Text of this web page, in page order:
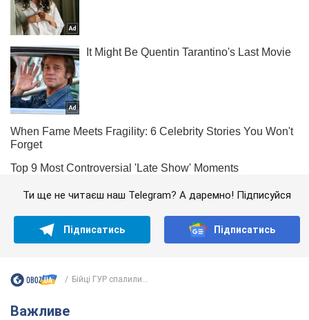
Ти ще не читаєш наш Telegram? А даремно! Підписуйся
Підписатись Підписатись
Бійці ГУР спалили...
Важливе